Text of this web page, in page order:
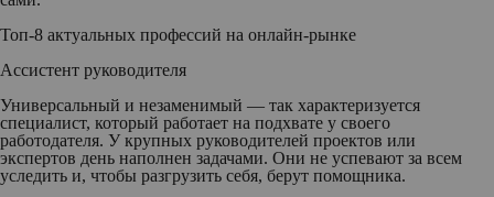
Топ-8 актуальных профессий на онлайн-рынке
Ассистент руководителя
Универсальный и незаменимый — так характеризуется
специалист, который работает на подхвате у своего
работодателя. У крупных руководителей проектов или
экспертов день наполнен задачами. Они не успевают за всем
уследить и, чтобы разгрузить себя, берут помощника.